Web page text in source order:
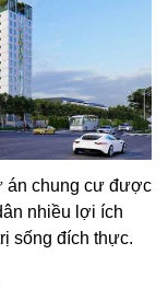
án chung cư được
nhiều lợi ích
sống đích thực.